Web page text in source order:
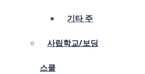
기타 주
사립학교/보딩
스쿨